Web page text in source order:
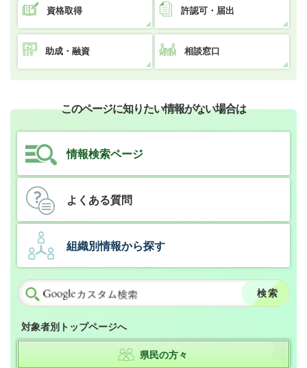
資格取得 許認可・届出
助成・融資 相談窓口
このページに知りたい情報がない場合は
情報検索ページ
よくある質問
組織別情報から探す
対象者別トップページへ
県民の方々